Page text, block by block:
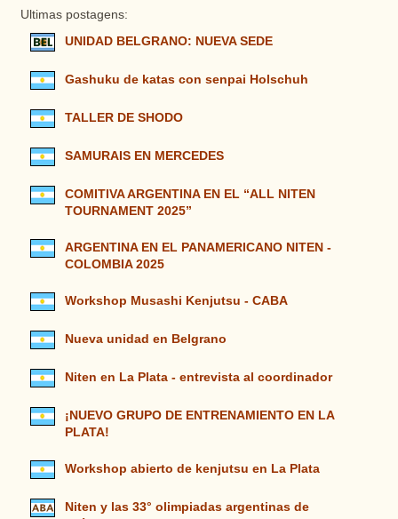
Ultimas postagens:
UNIDAD BELGRANO: NUEVA SEDE
Gashuku de katas con senpai Holschuh
TALLER DE SHODO
SAMURAIS EN MERCEDES
COMITIVA ARGENTINA EN EL “ALL NITEN
TOURNAMENT 2025”
ARGENTINA EN EL PANAMERICANO NITEN -
COLOMBIA 2025
Workshop Musashi Kenjutsu - CABA
Nueva unidad en Belgrano
Niten en La Plata - entrevista al coordinador
¡NUEVO GRUPO DE ENTRENAMIENTO EN LA
PLATA!
Workshop abierto de kenjutsu en La Plata
Niten y las 33° olimpiadas argentinas de